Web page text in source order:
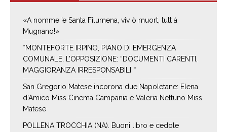
«A nomme ’e Santa Filumena, viv ò muort, tutt à
Mugnano!»
*MONTEFORTE IRPINO, PIANO DI EMERGENZA
COMUNALE, L’OPPOSIZIONE: “DOCUMENTI CARENTI,
MAGGIORANZA IRRESPONSABILI”*
San Gregorio Matese incorona due Napoletane: Elena
d’Amico Miss Cinema Campania e Valeria Nettuno Miss
Matese
POLLENA TROCCHIA (NA). Buoni libro e cedole